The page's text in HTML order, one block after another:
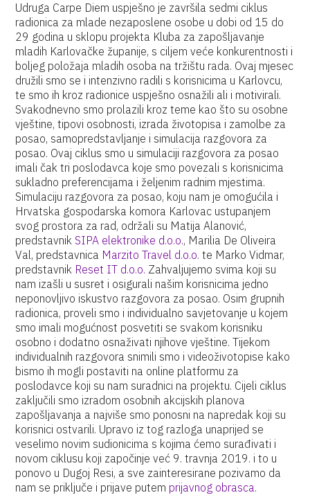
Udruga Carpe Diem uspješno je završila sedmi ciklus
radionica za mlade nezaposlene osobe u dobi od 15 do
29 godina u sklopu projekta Kluba za zapošljavanje
mladih Karlovačke županije, s ciljem veće konkurentnosti i
boljeg položaja mladih osoba na tržištu rada. Ovaj mjesec
družili smo se i intenzivno radili s korisnicima u Karlovcu,
te smo ih kroz radionice uspješno osnažili ali i motivirali.
Svakodnevno smo prolazili kroz teme kao što su osobne
vještine, tipovi osobnosti, izrada životopisa i zamolbe za
posao, samopredstavljanje i simulacija razgovora za
posao. Ovaj ciklus smo u simulaciji razgovora za posao
imali čak tri poslodavca koje smo povezali s korisnicima
sukladno preferencijama i željenim radnim mjestima.
Simulaciju razgovora za posao, koju nam je omogućila i
Hrvatska gospodarska komora Karlovac ustupanjem
svog prostora za rad, održali su Matija Alanović,
predstavnik SIPA elektronike d.o.o., Marilia De Oliveira
Val, predstavnica Marzito Travel d.o.o. te Marko Vidmar,
predstavnik Reset IT d.o.o. Zahvaljujemo svima koji su
nam izašli u susret i osigurali našim korisnicima jedno
neponovljivo iskustvo razgovora za posao. Osim grupnih
radionica, proveli smo i individualno savjetovanje u kojem
smo imali mogućnost posvetiti se svakom korisniku
osobno i dodatno osnaživati njihove vještine. Tijekom
individualnih razgovora snimili smo i videoživotopise kako
bismo ih mogli postaviti na online platformu za
poslodavce koji su nam suradnici na projektu. Cijeli ciklus
zaključili smo izradom osobnih akcijskih planova
zapošljavanja a najviše smo ponosni na napredak koji su
korisnici ostvarili. Upravo iz tog razloga unaprijed se
veselimo novim sudionicima s kojima ćemo surađivati i
novom ciklusu koji započinje već 9. travnja 2019. i to u
ponovo u Dugoj Resi, a sve zainteresirane pozivamo da
nam se priključe i prijave putem prijavnog obrasca.